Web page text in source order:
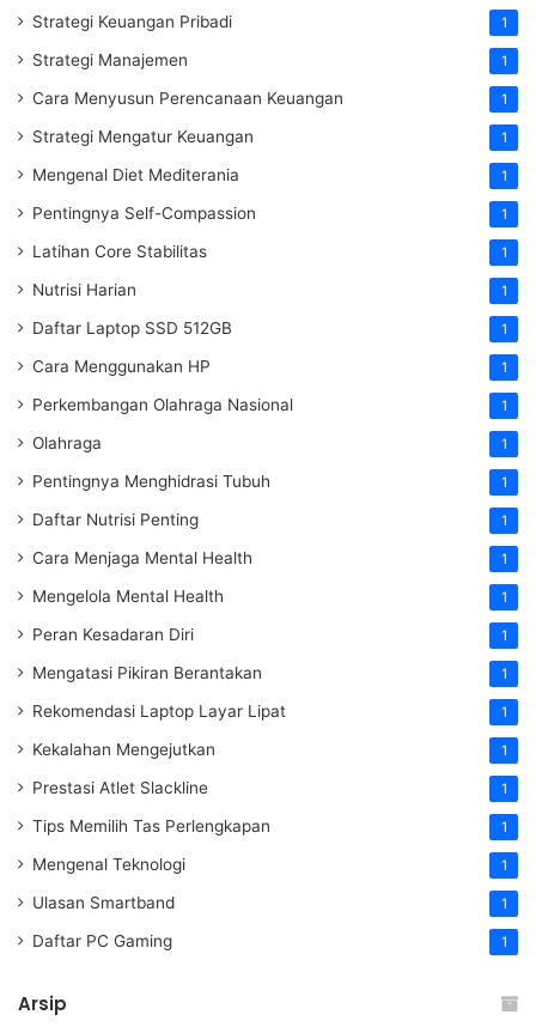
Strategi Keuangan Pribadi 1
Strategi Manajemen 1
Cara Menyusun Perencanaan Keuangan 1
Strategi Mengatur Keuangan 1
Mengenal Diet Mediterania 1
Pentingnya Self-Compassion 1
Latihan Core Stabilitas 1
Nutrisi Harian 1
Daftar Laptop SSD 512GB 1
Cara Menggunakan HP 1
Perkembangan Olahraga Nasional 1
Olahraga 1
Pentingnya Menghidrasi Tubuh 1
Daftar Nutrisi Penting 1
Cara Menjaga Mental Health 1
Mengelola Mental Health 1
Peran Kesadaran Diri 1
Mengatasi Pikiran Berantakan 1
Rekomendasi Laptop Layar Lipat 1
Kekalahan Mengejutkan 1
Prestasi Atlet Slackline 1
Tips Memilih Tas Perlengkapan 1
Mengenal Teknologi 1
Ulasan Smartband 1
Daftar PC Gaming 1
Arsip